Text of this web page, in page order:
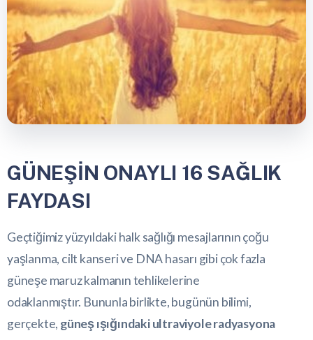
GÜNEŞİN ONAYLI 16 SAĞLIK
FAYDASI
Geçtiğimiz yüzyıldaki halk sağlığı mesajlarının çoğu
yaşlanma, cilt kanseri ve DNA hasarı gibi çok fazla
güneşe maruz kalmanın tehlikelerine
odaklanmıştır. Bununla birlikte, bugünün bilimi,
gerçekte, güneş ışığındaki ultraviyole radyasyona